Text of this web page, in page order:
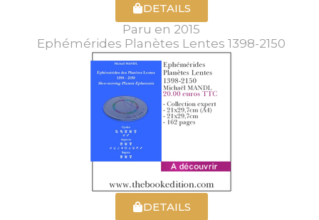
DETAILS
Paru en 2015
Ephémérides Planètes Lentes 1398-2150
DETAILS